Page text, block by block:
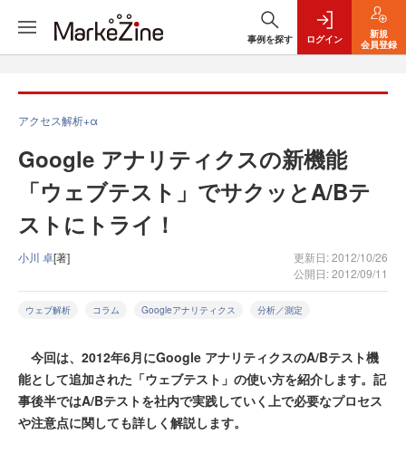
事例を探す ログイン
新規
会員登録
アクセス解析+α
Google アナリティクスの新機能
「ウェブテスト」でサクッとA/Bテ
ストにトライ！
小川 卓[著]
更新日: 2012/10/26
公開日: 2012/09/11
ウェブ解析 コラム Googleアナリティクス 分析／測定
今回は、2012年6月にGoogle アナリティクスのA/Bテスト機
能として追加された「ウェブテスト」の使い方を紹介します。記
事後半ではA/Bテストを社内で実践していく上で必要なプロセス
や注意点に関しても詳しく解説します。